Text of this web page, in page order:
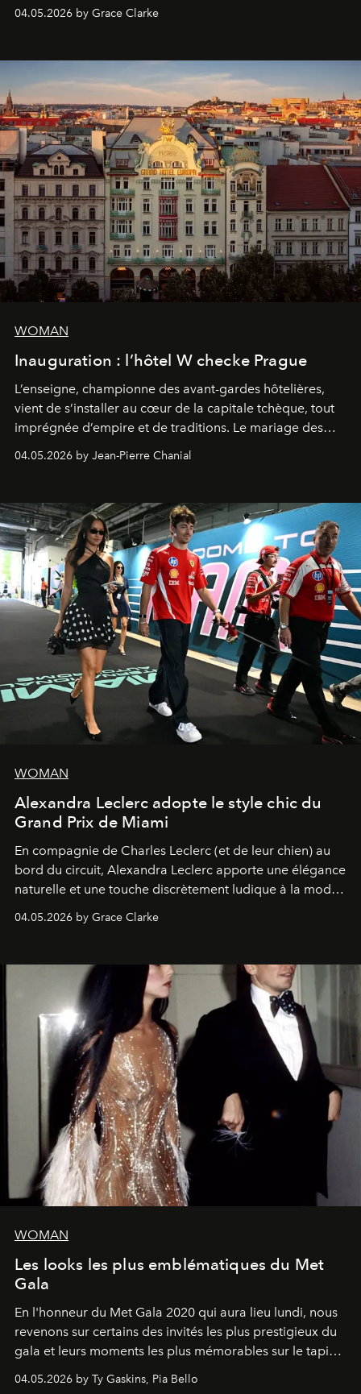
sera présent.
04.05.2026 by Grace Clarke
WOMAN
Inauguration : l’hôtel W checke Prague
L’enseigne, championne des avant-gardes hôtelières,
vient de s’installer au cœur de la capitale tchèque, tout
imprégnée d’empire et de traditions. Le mariage des
extrêmes fait merveille.
04.05.2026 by Jean-Pierre Chanial
WOMAN
Alexandra Leclerc adopte le style chic du
Grand Prix de Miami
En compagnie de Charles Leclerc (et de leur chien) au
bord du circuit, Alexandra Leclerc apporte une élégance
naturelle et une touche discrètement ludique à la mode
de la Formule 1.
04.05.2026 by Grace Clarke
WOMAN
Les looks les plus emblématiques du Met
Gala
En l'honneur du Met Gala 2020 qui aura lieu lundi, nous
revenons sur certains des invités les plus prestigieux du
gala et leurs moments les plus mémorables sur le tapis
04.05.2026 by Ty Gaskins, Pia Bello